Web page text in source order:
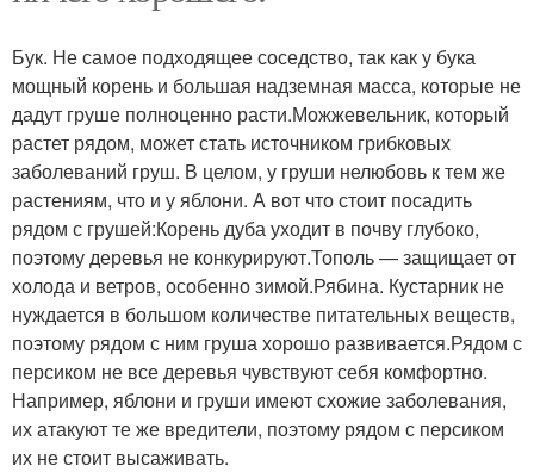
Бук. Не самое подходящее соседство, так как у бука
мощный корень и большая надземная масса, которые не
дадут груше полноценно расти.Можжевельник, который
растет рядом, может стать источником грибковых
заболеваний груш. В целом, у груши нелюбовь к тем же
растениям, что и у яблони. А вот что стоит посадить
рядом с грушей:Корень дуба уходит в почву глубоко,
поэтому деревья не конкурируют.Тополь — защищает от
холода и ветров, особенно зимой.Рябина. Кустарник не
нуждается в большом количестве питательных веществ,
поэтому рядом с ним груша хорошо развивается.Рядом с
персиком не все деревья чувствуют себя комфортно.
Например, яблони и груши имеют схожие заболевания,
их атакуют те же вредители, поэтому рядом с персиком
их не стоит высаживать.